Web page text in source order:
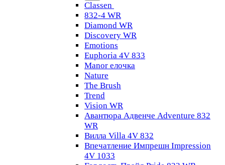
Classen
832-4 WR
Diamond WR
Discovery WR
Emotions
Euphoria 4V 833
Manor елочка
Nature
The Brush
Trend
Vision WR
Авантюра Адвенче Adventure 832
WR
Вилла Villa 4V 832
Впечатление Импрешн Impression
4V 1033